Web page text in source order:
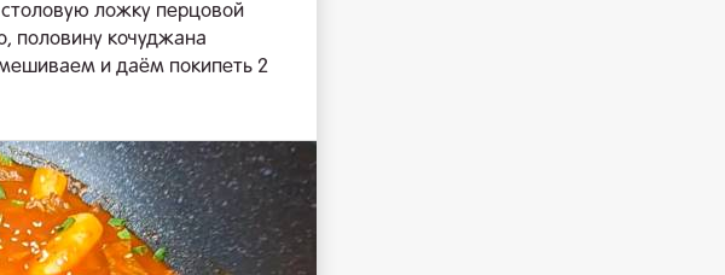
ложку перцовой
половину кочуджана
и даём покипеть 2